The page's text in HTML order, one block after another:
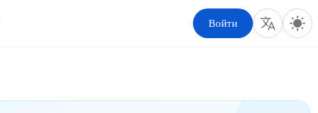
Войти